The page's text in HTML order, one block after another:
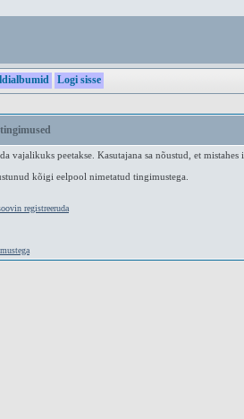
Logi sisse
peetakse. Kasutajana sa nõustud, et mistahes
kõigi eelpool nimetatud tingimustega.
registreeruda